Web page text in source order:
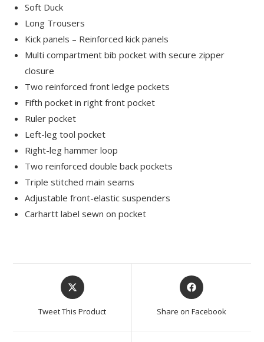
Soft Duck
Long Trousers
Kick panels – Reinforced kick panels
Multi compartment bib pocket with secure zipper
closure
Two reinforced front ledge pockets
Fifth pocket in right front pocket
Ruler pocket
Left-leg tool pocket
Right-leg hammer loop
Two reinforced double back pockets
Triple stitched main seams
Adjustable front-elastic suspenders
Carhartt label sewn on pocket
Tweet This Product Share on Facebook